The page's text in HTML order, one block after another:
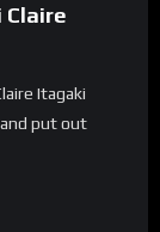
Claire
Itagaki
put out